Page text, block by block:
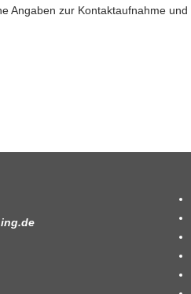
Angaben zur Kontaktaufnahme und